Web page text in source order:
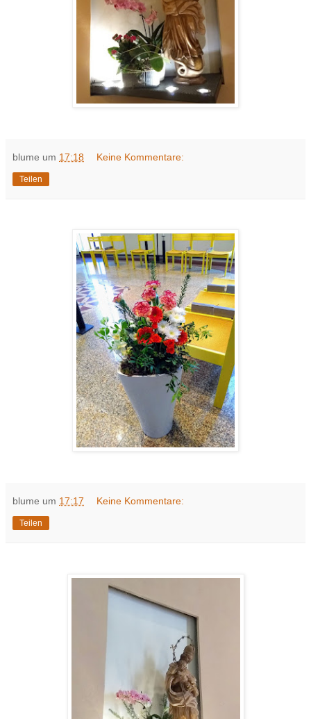
blume um 17:18 Keine Kommentare:
Teilen
blume um 17:17 Keine Kommentare:
Teilen